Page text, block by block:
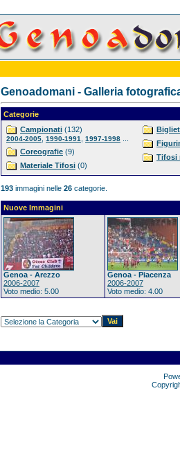
Genoadomani - Galleria
Categorie
Campionati (132)
2004-2005 1990-1991 1997-1998
Coreografie (9)
Materiale Tifosi (0)
Tifosi
193 immagini nelle 26 categorie.
Nuove Immagini
Genoa - Arezzo
2006-2007
Voto medio: 5.00
Genoa - Piacenza
2006-2007
Voto medio: 4.00